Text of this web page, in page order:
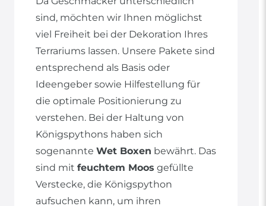
sind, möchten wir Ihnen möglichst
viel Freiheit bei der Dekoration Ihres
Terrariums lassen. Unsere Pakete sind
entsprechend als Basis oder
Ideengeber sowie Hilfestellung für
die optimale Positionierung zu
verstehen. Bei der Haltung von
Königspythons haben sich
sogenannte Wet Boxen bewährt. Das
sind mit feuchtem Moos gefüllte
Verstecke, die Königspython
aufsuchen kann, um ihren